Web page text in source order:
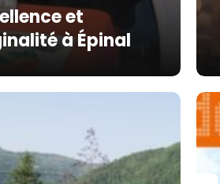
et
à Épinal